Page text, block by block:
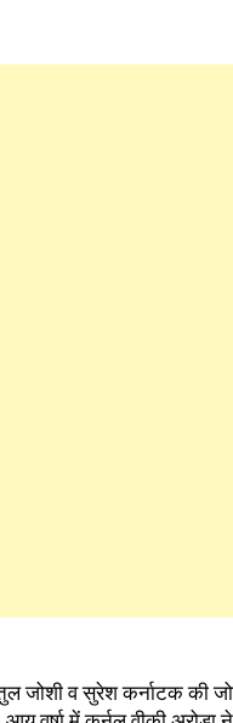
जोशी व सुरेश कर्नाटक की